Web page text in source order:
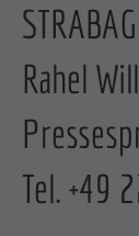
Rahel
Tel. +49